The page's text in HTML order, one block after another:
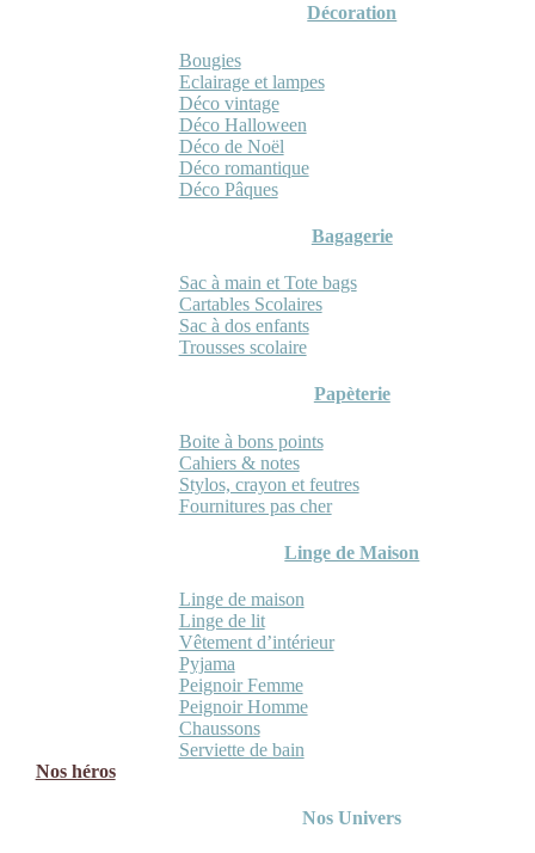
Décoration
Bougies
Eclairage et lampes
Déco vintage
Déco Halloween
Déco de Noël
Déco romantique
Déco Pâques
Bagagerie
Sac à main et Tote bags
Cartables Scolaires
Sac à dos enfants
Trousses scolaire
Papèterie
Boite à bons points
Cahiers & notes
Stylos, crayon et feutres
Fournitures pas cher
Linge de Maison
Linge de maison
Linge de lit
Vêtement d’intérieur
Pyjama
Peignoir Femme
Peignoir Homme
Chaussons
Serviette de bain
Nos héros
Nos Univers